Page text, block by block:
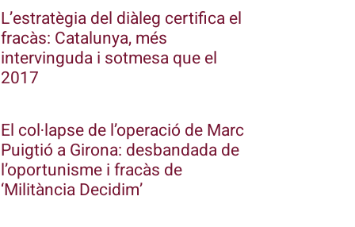
L’estratègia del diàleg certifica el
fracàs: Catalunya, més
intervinguda i sotmesa que el
2017
El col·lapse de l’operació de Marc
Puigtió a Girona: desbandada de
l’oportunisme i fracàs de
‘Militància Decidim’